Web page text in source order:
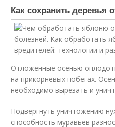
Как сохранить деревья
Отложенные осенью
на прикорневых побегах.
необходимо вырезать и
Подвергнуть уничтожению
способность муравьёв